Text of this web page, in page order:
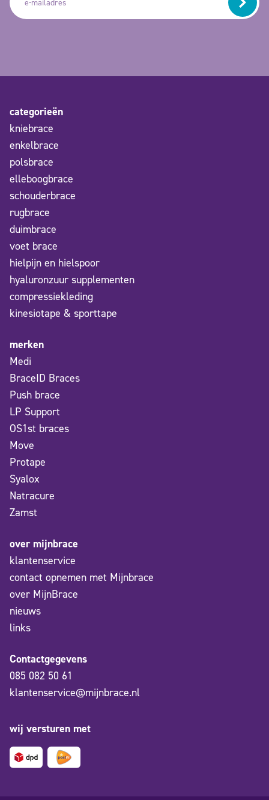
categorieën
kniebrace
enkelbrace
polsbrace
elleboogbrace
schouderbrace
rugbrace
duimbrace
voet brace
hielpijn en hielspoor
hyaluronzuur supplementen
compressiekleding
kinesiotape & sporttape
merken
Medi
BraceID Braces
Push brace
LP Support
OS1st braces
Move
Protape
Syalox
Natracure
Zamst
over mijnbrace
klantenservice
contact opnemen met Mijnbrace
over MijnBrace
nieuws
links
Contactgegevens
085 082 50 61
klantenservice@mijnbrace.nl
wij versturen met